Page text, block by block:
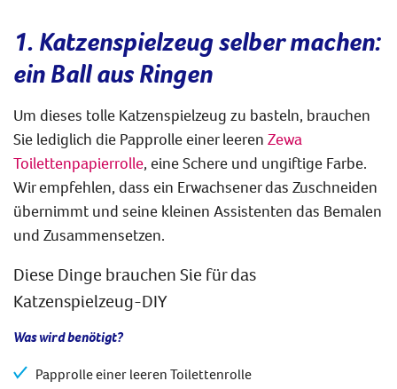
1. Katzenspielzeug selber machen:
ein Ball aus Ringen
Um dieses tolle Katzenspielzeug zu basteln, brauchen
Sie lediglich die Papprolle einer leeren Zewa
Toilettenpapierrolle, eine Schere und ungiftige Farbe.
Wir empfehlen, dass ein Erwachsener das Zuschneiden
übernimmt und seine kleinen Assistenten das Bemalen
und Zusammensetzen.
Diese Dinge brauchen Sie für das
Katzenspielzeug-DIY
Was wird benötigt?
Papprolle einer leeren Toilettenrolle